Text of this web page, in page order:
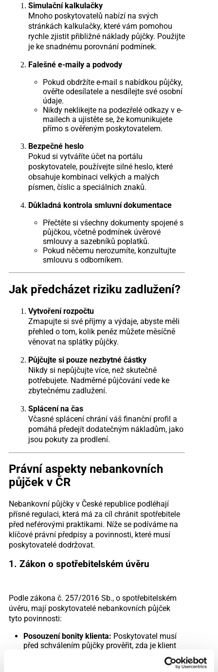
Simulační kalkulačky
Mnoho poskytovatelů nabízí na svých
stránkách kalkulačky, které vám pomohou
rychle zjistit přibližné náklady půjčky. Použijte
je ke snadnému porovnání podmínek.
Falešné e-maily a podvody
Pokud obdržíte e-mail s nabídkou půjčky,
ověřte odesílatele a nesdílejte své osobní
údaje.
Nikdy neklikejte na podezřelé odkazy v e-
mailech a ujistěte se, že komunikujete
přímo s ověřeným poskytovatelem.
Bezpečné heslo
Pokud si vytváříte účet na portálu
poskytovatele, používejte silné heslo, které
obsahuje kombinaci velkých a malých
písmen, číslic a speciálních znaků.
Důkladná kontrola smluvní dokumentace
Přečtěte si všechny dokumenty spojené s
půjčkou, včetně podmínek úvěrové
smlouvy a sazebníků poplatků.
Pokud něčemu nerozumíte, konzultujte
smlouvu s odborníkem.
Jak předcházet riziku zadlužení?
Vytvoření rozpočtu
Zmapujte si své příjmy a výdaje, abyste měli
přehled o tom, kolik peněz můžete měsíčně
věnovat na splátky půjčky.
Půjčujte si pouze nezbytné částky
Nikdy si nepůjčujte více, než skutečně
potřebujete. Nadměrné půjčování vede ke
zbytečnému zadlužení.
Splácení na čas
Včasné splácení chrání váš finanční profil a
pomáhá předejít dodatečným nákladům, jako
jsou pokuty za prodlení.
Právní aspekty nebankovních
půjček v ČR
Nebankovní půjčky v České republice podléhají
přísné regulaci, která má za cíl chránit spotřebitele
před neférovými praktikami. Níže se podíváme na
klíčové právní předpisy a povinnosti, které musí
poskytovatelé dodržovat.
1. Zákon o spotřebitelském úvěru
Podle zákona č. 257/2016 Sb., o spotřebitelském
úvěru, mají poskytovatelé nebankovních půjček
tyto povinnosti:
Posouzení bonity klienta: Poskytovatel musí
před schválením půjčky prověřit, zda je klient
Všechny podmínky